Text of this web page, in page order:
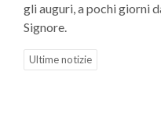
gli auguri, a pochi giorni
Signore.
Ultime notizie